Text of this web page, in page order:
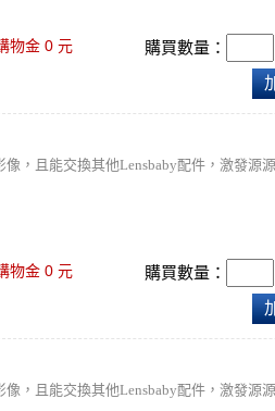
物金 0元 購買數量：
，且能交換其他Lensbaby配件，激發源
物金 0元 購買數量：
，且能交換其他Lensbaby配件，激發源